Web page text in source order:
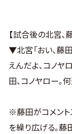
【試合後の北宮､
▼北宮｢おい､藤
えんだよ､コノヤ
田､コノヤロー｡
※藤田がコメン
を繰り広げる｡藤